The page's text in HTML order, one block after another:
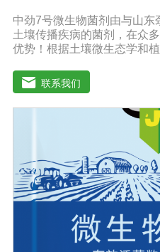
中劲7号微生物菌剂由与山
土壤传播疾病的菌剂，在众
优势！根据土壤微生态学和
而成的农用生物制剂。它利
释放出对土壤传播疾病和植
杀灭作用的化学物质，再辅
抑制作物真菌、细菌病害。
萎病、立枯病等多种病害功
而有效地解决由土传病害引
病害。同时还有提高作物免
长，改善品质，促进生长的
生分解不溶性磷酸盐、硅酸
进植物对磷、钾、硅等营养
提早成熟，最终达到增产增
环境友好，对生态没有破坏
联系我们